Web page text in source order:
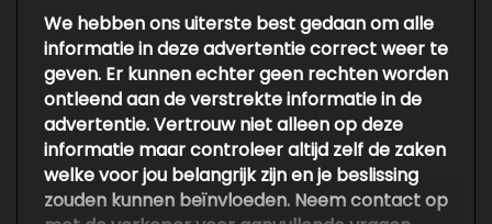
We hebben ons uiterste best gedaan om alle
informatie in deze advertentie correct weer te
geven. Er kunnen echter geen rechten worden
ontleend aan de verstrekte informatie in de
advertentie. Vertrouw niet alleen op deze
informatie maar controleer altijd zelf de zaken
welke voor jou belangrijk zijn en je beslissing
zouden kunnen beïnvloeden. Neem contact op